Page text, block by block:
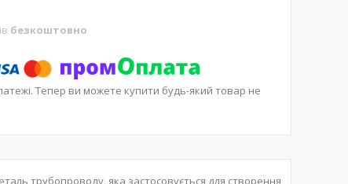
безкоштовно
Тепер ви можете купити будь-який товар не
трубопроводу, яка застосовується для створення